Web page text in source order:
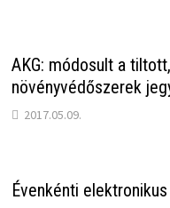
AKG: módosult a
növényvédőszerek
2017.05.09.
Évenkénti